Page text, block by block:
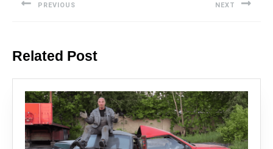
PREVIOUS NEXT
Related Post